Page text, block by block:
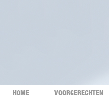
HOME VOORGERECHTEN